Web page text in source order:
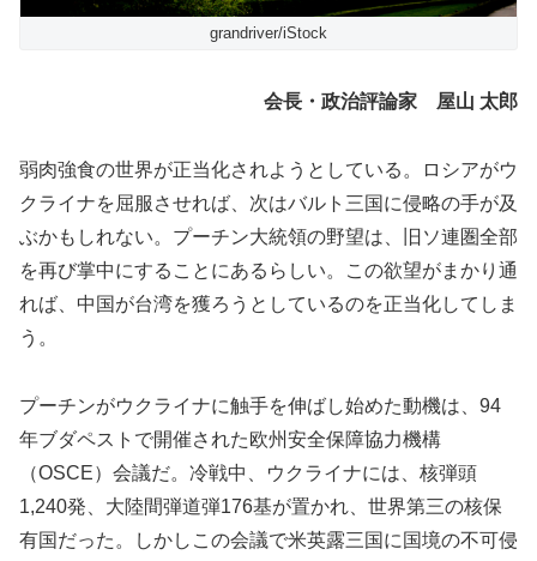
grandriver/iStock
会長・政治評論家 屋山 太郎
弱肉強食の世界が正当化されようとしている。ロシアがウ
クライナを屈服させれば、次はバルト三国に侵略の手が及
ぶかもしれない。プーチン大統領の野望は、旧ソ連圏全部
を再び掌中にすることにあるらしい。この欲望がまかり通
れば、中国が台湾を獲ろうとしているのを正当化してしま
う。
プーチンがウクライナに触手を伸ばし始めた動機は、94
年ブダペストで開催された欧州安全保障協力機構
（OSCE）会議だ。冷戦中、ウクライナには、核弾頭
1,240発、大陸間弾道弾176基が置かれ、世界第三の核保
有国だった。しかしこの会議で米英露三国に国境の不可侵